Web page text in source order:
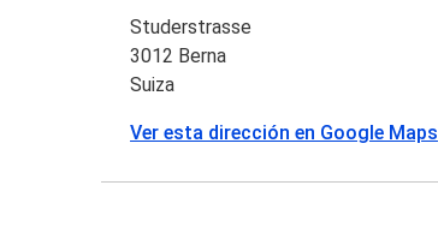
Studerstrasse
3012 Berna
Suiza
Ver esta dirección en Google Maps